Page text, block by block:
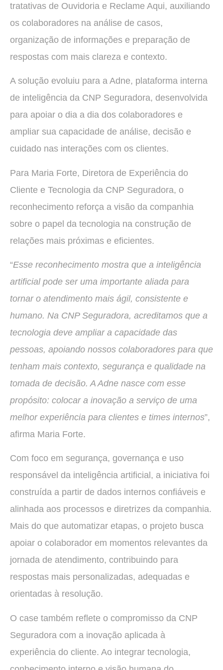
tratativas de Ouvidoria e Reclame Aqui, auxiliando
os colaboradores na análise de casos,
organização de informações e preparação de
respostas com mais clareza e contexto.
A solução evoluiu para a Adne, plataforma interna
de inteligência da CNP Seguradora, desenvolvida
para apoiar o dia a dia dos colaboradores e
ampliar sua capacidade de análise, decisão e
cuidado nas interações com os clientes.
Para Maria Forte, Diretora de Experiência do
Cliente e Tecnologia da CNP Seguradora, o
reconhecimento reforça a visão da companhia
sobre o papel da tecnologia na construção de
relações mais próximas e eficientes.
“Esse reconhecimento mostra que a inteligência
artificial pode ser uma importante aliada para
tornar o atendimento mais ágil, consistente e
humano. Na CNP Seguradora, acreditamos que a
tecnologia deve ampliar a capacidade das
pessoas, apoiando nossos colaboradores para que
tenham mais contexto, segurança e qualidade na
tomada de decisão. A Adne nasce com esse
propósito: colocar a inovação a serviço de uma
melhor experiência para clientes e times internos”,
afirma Maria Forte.
Com foco em segurança, governança e uso
responsável da inteligência artificial, a iniciativa foi
construída a partir de dados internos confiáveis e
alinhada aos processos e diretrizes da companhia.
Mais do que automatizar etapas, o projeto busca
apoiar o colaborador em momentos relevantes da
jornada de atendimento, contribuindo para
respostas mais personalizadas, adequadas e
orientadas à resolução.
O case também reflete o compromisso da CNP
Seguradora com a inovação aplicada à
experiência do cliente. Ao integrar tecnologia,